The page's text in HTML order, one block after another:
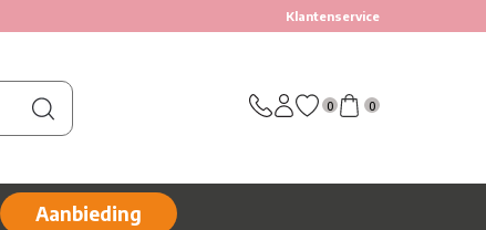
Klantenservice
0 0
Aanbieding